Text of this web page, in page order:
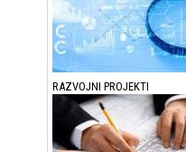
RAZVOJNI PROJEKTI